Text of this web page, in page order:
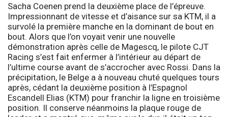
Sacha Coenen prend la deuxième place de l’épreuve.
Impressionnant de vitesse et d’aisance sur sa KTM, il a
survolé la première manche en la dominant de bout en
bout. Alors que l’on voyait venir une nouvelle
démonstration après celle de Magescq, le pilote CJT
Racing s’est fait enfermer à l’intérieur au départ de
l’ultime course avant de s’accrocher avec Rossi. Dans la
précipitation, le Belge a à nouveau chuté quelques tours
après, cédant la deuxième position à l’Espagnol
Escandell Elias (KTM) pour franchir la ligne en troisième
position. Il conserve néanmoins la plaque rouge de